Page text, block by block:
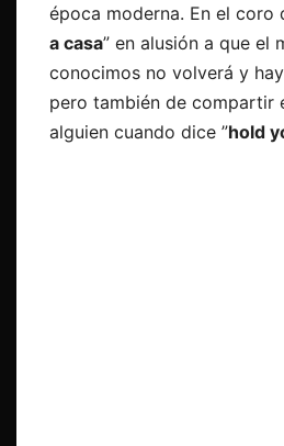
época moderna. En el coro
a casa” en alusión a que el
conocimos no volverá y
pero también de compartir
alguien cuando dice ”hold